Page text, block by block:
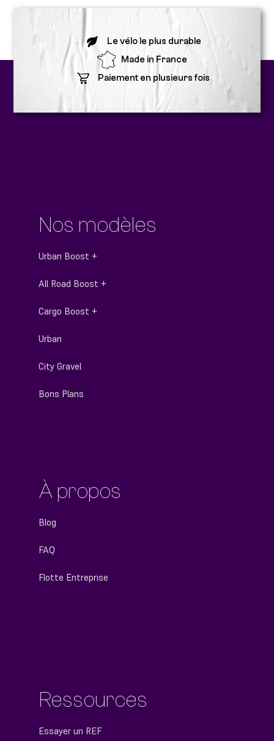
Le vélo le plus durable
Made in France
Paiement en plusieurs fois
Nos modèles
Urban Boost +
All Road Boost +
Cargo Boost +
Urban
City Gravel
Bons Plans
À propos
Blog
FAQ
Flotte Entreprise
Ressources
Essayer un REF